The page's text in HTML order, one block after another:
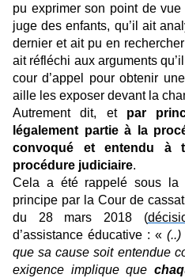
pu exprimer son point de
juge des enfants, qu’il ait
dernier et ait pu en
ait réfléchi aux arguments
cour d’appel pour obtenir
aille les exposer devant la
Autrement dit, et par
légalement partie à la
convoqué et entendu à
procédure judiciaire.
Cela a été rappelé sous la
principe par la Cour de
du 28 mars 2018 (
d’assistance éducative : «
que sa cause soit entendue
exigence implique que